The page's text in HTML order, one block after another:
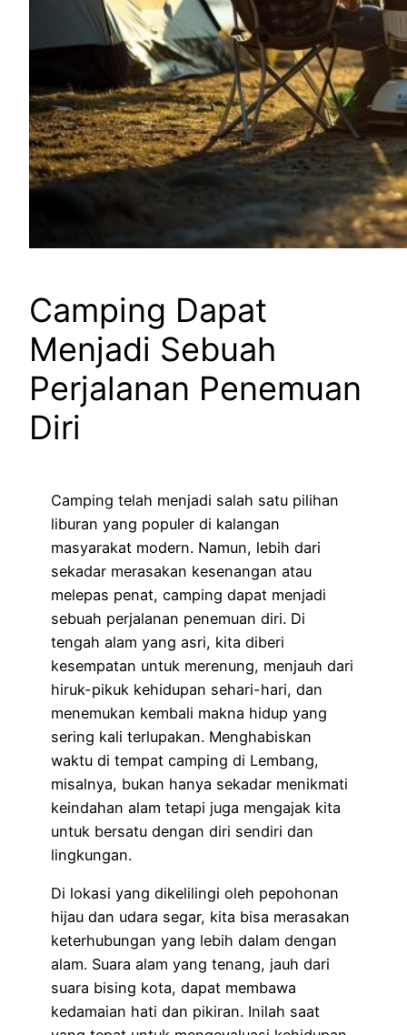
Camping Dapat
Menjadi Sebuah
Perjalanan Penemuan
Diri
Camping telah menjadi salah satu pilihan
liburan yang populer di kalangan
masyarakat modern. Namun, lebih dari
sekadar merasakan kesenangan atau
melepas penat, camping dapat menjadi
sebuah perjalanan penemuan diri. Di
tengah alam yang asri, kita diberi
kesempatan untuk merenung, menjauh dari
hiruk-pikuk kehidupan sehari-hari, dan
menemukan kembali makna hidup yang
sering kali terlupakan. Menghabiskan
waktu di tempat camping di Lembang,
misalnya, bukan hanya sekadar menikmati
keindahan alam tetapi juga mengajak kita
untuk bersatu dengan diri sendiri dan
lingkungan.
Di lokasi yang dikelilingi oleh pepohonan
hijau dan udara segar, kita bisa merasakan
keterhubungan yang lebih dalam dengan
alam. Suara alam yang tenang, jauh dari
suara bising kota, dapat membawa
kedamaian hati dan pikiran. Inilah saat